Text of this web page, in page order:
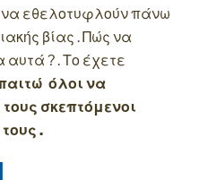
να εθελοτυφλούν πάνω
βίας . Πώς να
? . Το έχετε
όλοι να
σκεπτόμενοι
.